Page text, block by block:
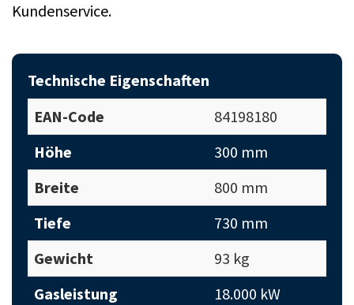
Kundenservice.
Technische Eigenschaften
EAN-Code
84198180
Höhe
300 mm
Breite
800 mm
Tiefe
730 mm
Gewicht
93 kg
Gasleistung
18.000 kW